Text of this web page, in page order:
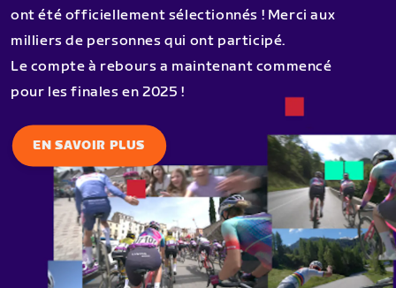
ont été officiellement sélectionnés ! Merci aux
milliers de personnes qui ont participé.
Le compte à rebours a maintenant commencé
pour les finales en 2025 !
EN SAVOIR PLUS